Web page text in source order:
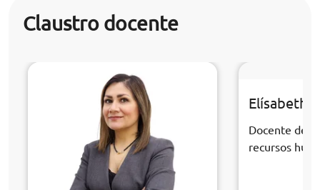
Claustro docente
Elísabeth
Docente de
recursos